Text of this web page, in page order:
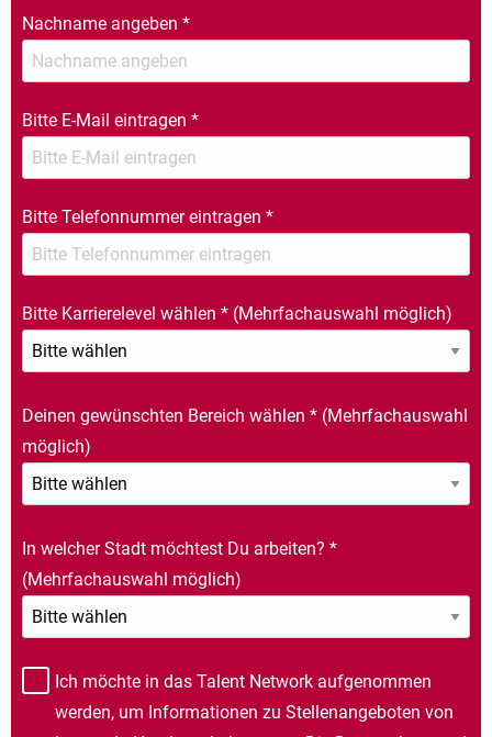
Nachname angeben *
Bitte E-Mail eintragen *
Bitte Telefonnummer eintragen *
Bitte Karrierelevel wählen * (Mehrfachauswahl möglich)
Deinen gewünschten Bereich wählen * (Mehrfachauswahl
möglich)
In welcher Stadt möchtest Du arbeiten? *
(Mehrfachauswahl möglich)
Ich möchte in das Talent Network aufgenommen
werden, um Informationen zu Stellenangeboten von